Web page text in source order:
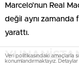
Marcelo’nun Real
değil aynı zamanda
yarattı.
Veri politikasındaki amaçlarla
konumlandırmaktayız.